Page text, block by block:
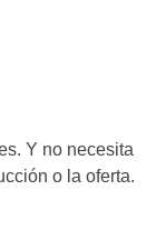
Y no necesita
o la oferta.